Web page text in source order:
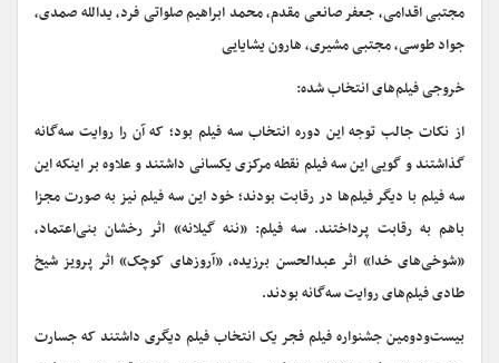
مجتبی اقدامی، جعفر صانعی مقدم، محمد ابراهیم صلواتی فرد، یدالله صمدی،
جواد طوسی، مجتبی مشیری، هارون یشایایی
خروجی فیلم‌های انتخاب شده:
از نکات جالب توجه این دوره انتخاب سه فیلم بود؛ که آن را روایت سه‌گانه
گذاشتند و گویی این سه فیلم نقطه مرکزی یکسانی داشتند و علاوه بر اینکه این
سه فیلم با دیگر فیلم‌ها در رقابت بودند؛ خود این سه فیلم نیز به صورت مجزا
باهم به رقابت پرداختند. سه فیلم: «ننه گیلانه» اثر رخشان بنی‌اعتماد،
«شوخی‌های خدا» اثر عبدالحسن برزیده، «آروزهای کوچک» اثر پرویز شیخ
طادی فیلم‌های روایت سه‌گانه بودند.
بیست‌ودومین جشنواره فیلم فجر یک انتخاب فیلم دیگری داشتند که جسارت